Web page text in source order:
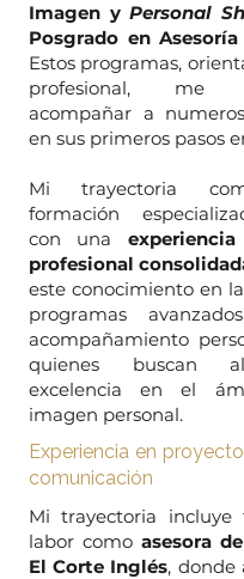
Imagen yPersonal
Posgrado en
Estos programas,
profesional, me
acompañar a
en sus primeros pasos
Mi trayectoria
formación
con una
profesional
este conocimiento en
programas
acompañamiento
quienes buscan
excelencia en el
imagen personal.
Experiencia en
comunicación
Mi trayectoria
labor como asesora
El Corte Inglés, donde